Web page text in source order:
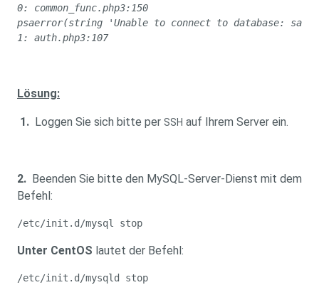
0: common_func.php3:150
psaerror(string 'Unable to connect to database:
1: auth.php3:107
Lösung:
1. Loggen Sie sich bitte per SSH auf Ihrem Server ein.
2. Beenden Sie bitte den MySQL-Server-Dienst mit dem
Befehl:
/etc/init.d/mysql stop
Unter CentOS lautet der Befehl:
/etc/init.d/mysqld stop